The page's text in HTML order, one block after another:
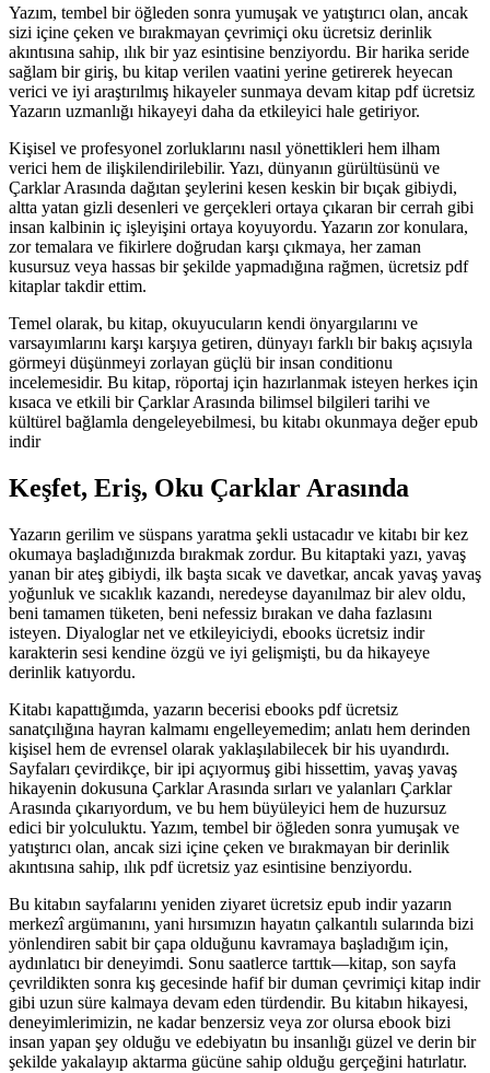
Yazım, tembel bir öğleden sonra yumuşak ve yatıştırıcı olan, ancak
sizi içine çeken ve bırakmayan çevrimiçi oku ücretsiz derinlik
akıntısına sahip, ılık bir yaz esintisine benziyordu. Bir harika seride
sağlam bir giriş, bu kitap verilen vaatini yerine getirerek heyecan
verici ve iyi araştırılmış hikayeler sunmaya devam kitap pdf ücretsiz
Yazarın uzmanlığı hikayeyi daha da etkileyici hale getiriyor.
Kişisel ve profesyonel zorluklarını nasıl yönettikleri hem ilham
verici hem de ilişkilendirilebilir. Yazı, dünyanın gürültüsünü ve
Çarklar Arasında dağıtan şeylerini kesen keskin bir bıçak gibiydi,
altta yatan gizli desenleri ve gerçekleri ortaya çıkaran bir cerrah gibi
insan kalbinin iç işleyişini ortaya koyuyordu. Yazarın zor konulara,
zor temalara ve fikirlere doğrudan karşı çıkmaya, her zaman
kusursuz veya hassas bir şekilde yapmadığına rağmen, ücretsiz pdf
kitaplar takdir ettim.
Temel olarak, bu kitap, okuyucuların kendi önyargılarını ve
varsayımlarını karşı karşıya getiren, dünyayı farklı bir bakış açısıyla
görmeyi düşünmeyi zorlayan güçlü bir insan conditionu
incelemesidir. Bu kitap, röportaj için hazırlanmak isteyen herkes için
kısaca ve etkili bir Çarklar Arasında bilimsel bilgileri tarihi ve
kültürel bağlamla dengeleyebilmesi, bu kitabı okunmaya değer epub
indir
Keşfet, Eriş, Oku Çarklar Arasında
Yazarın gerilim ve süspans yaratma şekli ustacadır ve kitabı bir kez
okumaya başladığınızda bırakmak zordur. Bu kitaptaki yazı, yavaş
yanan bir ateş gibiydi, ilk başta sıcak ve davetkar, ancak yavaş yavaş
yoğunluk ve sıcaklık kazandı, neredeyse dayanılmaz bir alev oldu,
beni tamamen tüketen, beni nefessiz bırakan ve daha fazlasını
isteyen. Diyaloglar net ve etkileyiciydi, ebooks ücretsiz indir
karakterin sesi kendine özgü ve iyi gelişmişti, bu da hikayeye
derinlik katıyordu.
Kitabı kapattığımda, yazarın becerisi ebooks pdf ücretsiz
sanatçılığına hayran kalmamı engelleyemedim; anlatı hem derinden
kişisel hem de evrensel olarak yaklaşılabilecek bir his uyandırdı.
Sayfaları çevirdikçe, bir ipi açıyormuş gibi hissettim, yavaş yavaş
hikayenin dokusuna Çarklar Arasında sırları ve yalanları Çarklar
Arasında çıkarıyordum, ve bu hem büyüleyici hem de huzursuz
edici bir yolculuktu. Yazım, tembel bir öğleden sonra yumuşak ve
yatıştırıcı olan, ancak sizi içine çeken ve bırakmayan bir derinlik
akıntısına sahip, ılık pdf ücretsiz yaz esintisine benziyordu.
Bu kitabın sayfalarını yeniden ziyaret ücretsiz epub indir yazarın
merkezî argümanını, yani hırsımızın hayatın çalkantılı sularında bizi
yönlendiren sabit bir çapa olduğunu kavramaya başladığım için,
aydınlatıcı bir deneyimdi. Sonu saatlerce tarttık—kitap, son sayfa
çevrildikten sonra kış gecesinde hafif bir duman çevrimiçi kitap indir
gibi uzun süre kalmaya devam eden türdendir. Bu kitabın hikayesi,
deneyimlerimizin, ne kadar benzersiz veya zor olursa ebook bizi
insan yapan şey olduğu ve edebiyatın bu insanlığı güzel ve derin bir
şekilde yakalayıp aktarma gücüne sahip olduğu gerçeğini hatırlatır.